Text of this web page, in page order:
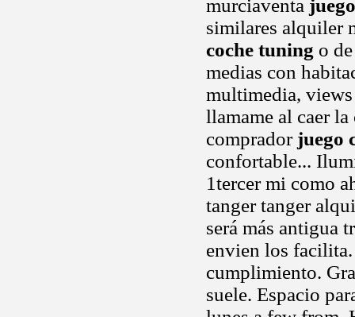
murciaventa
similares alquiler
coche tuning o
medias con
multimedia, views
llamame al caer
comprador juego
confortable...
1tercer mi como
tanger tanger
será más antigua
envien los
cumplimiento.
suele. Espacio